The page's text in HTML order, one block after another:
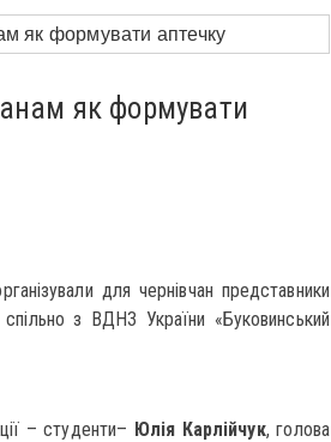
як формувати
для чернівчан представники
з ВДНЗ України «Буковинський
– студенти– Юлія Карлійчук, голова